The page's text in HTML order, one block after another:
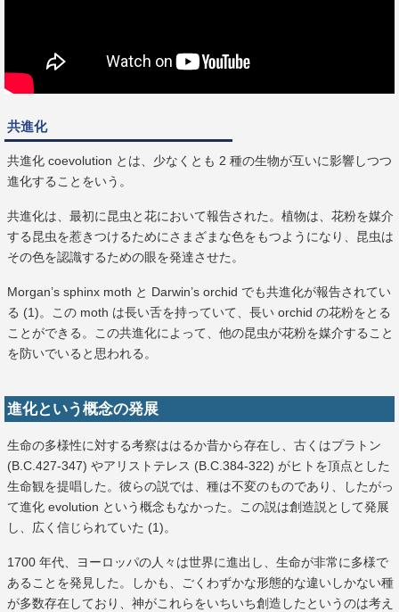
共進化
共進化 coevolution とは、少なくとも 2 種の生物が互いに影響しつつ
進化することをいう。
共進化は、最初に昆虫と花において報告された。植物は、花粉を媒介
する昆虫を惹きつけるためにさまざまな色をもつようになり、昆虫は
その色を認識するための眼を発達させた。
Morgan’s sphinx moth と Darwin’s orchid でも共進化が報告されてい
る (1)。この moth は長い舌を持っていて、長い orchid の花粉をとる
ことができる。この共進化によって、他の昆虫が花粉を媒介すること
を防いでいると思われる。
進化という概念の発展
生命の多様性に対する考察ははるか昔から存在し、古くはプラトン
(B.C.427-347) やアリストテレス (B.C.384-322) がヒトを頂点とした
生命観を提唱した。彼らの説では、種は不変のものであり、したがっ
て進化 evolution という概念もなかった。この説は創造説として発展
し、広く信じられていた (1)。
1700 年代、ヨーロッパの人々は世界に進出し、生命が非常に多様で
あることを発見した。しかも、ごくわずかな形態的な違いしかない種
が多数存在しており、神がこれらをいちいち創造したというのは考え